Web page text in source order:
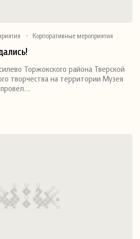
Корпоративные мероприятия
Торжокского района Тверской
творчества на территории Музея